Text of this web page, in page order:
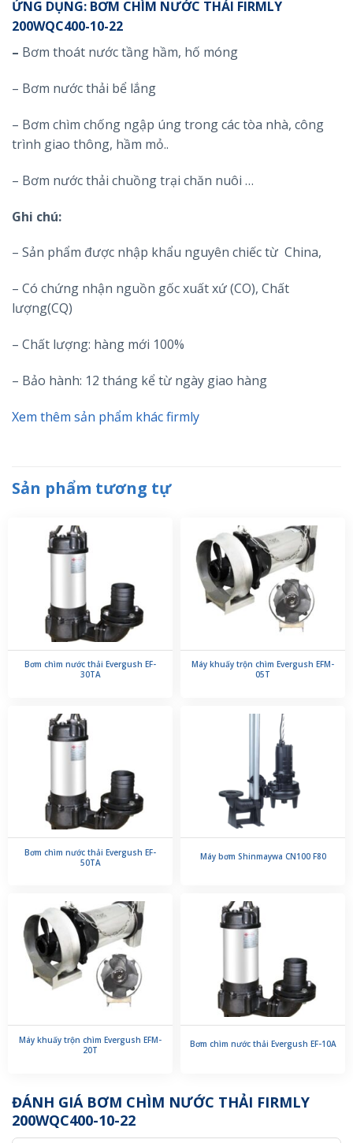
ỨNG DỤNG: BƠM CHÌM NƯỚC THẢI FIRMLY
200WQC400-10-22
– Bơm thoát nước tầng hầm, hố móng
– Bơm nước thải bể lắng
– Bơm chìm chống ngập úng trong các tòa nhà, công
trình giao thông, hầm mỏ..
– Bơm nước thải chuồng trại chăn nuôi …
Ghi chú:
– Sản phẩm được nhập khẩu nguyên chiếc từ China,
– Có chứng nhận nguồn gốc xuất xứ (CO), Chất
lượng(CQ)
– Chất lượng: hàng mới 100%
– Bảo hành: 12 tháng kể từ ngày giao hàng
Xem thêm sản phẩm khác firmly
Sản phẩm tương tự
Bơm chìm nước thải Evergush EF-
30TA
Máy khuấy trộn chìm Evergush EFM-
05T
Bơm chìm nước thải Evergush EF-
50TA
Máy bơm Shinmaywa CN100 F80
Máy khuấy trộn chìm Evergush EFM-
20T
Bơm chìm nước thải Evergush EF-10A
ĐÁNH GIÁ BƠM CHÌM NƯỚC THẢI FIRMLY
200WQC400-10-22